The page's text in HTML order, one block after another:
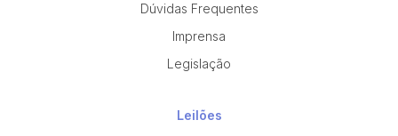
Dúvidas Frequentes
Imprensa
Legislação
Leilões